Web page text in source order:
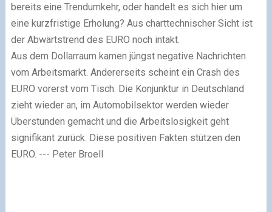
bereits eine Trendumkehr, oder handelt es sich hier um
eine kurzfristige Erholung? Aus charttechnischer Sicht ist
der Abwärtstrend des EURO noch intakt.
Aus dem Dollarraum kamen jüngst negative Nachrichten
vom Arbeitsmarkt. Andererseits scheint ein Crash des
EURO vorerst vom Tisch. Die Konjunktur in Deutschland
zieht wieder an, im Automobilsektor werden wieder
Überstunden gemacht und die Arbeitslosigkeit geht
signifikant zurück. Diese positiven Fakten stützen den
EURO. --- Peter Broell